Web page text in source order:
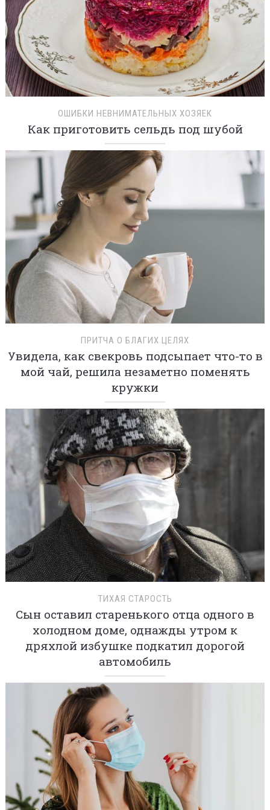
ОШИБКИ НЕВНИМАТЕЛЬНЫХ ХОЗЯЕК
Как приготовить сельдь под шубой
ПРИТЧА О БЛАГИХ ЦЕЛЯХ
Увидела, как свекровь подсыпает что-то в
мой чай, решила незаметно поменять
кружки
ТИХАЯ СТАРОСТЬ
Сын оставил старенького отца одного в
холодном доме, однажды утром к
дряхлой избушке подкатил дорогой
автомобиль